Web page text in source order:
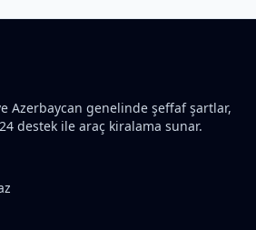
Azerbaycan genelinde şeffaf şartlar,
destek ile araç kiralama sunar.